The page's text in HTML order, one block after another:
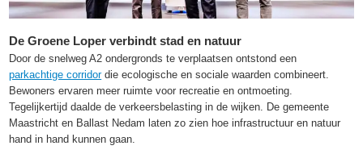
De Groene Loper verbindt stad en natuur
Door de snelweg A2 ondergronds te verplaatsen ontstond een
parkachtige corridordie ecologische en sociale waarden combineert.
Bewoners ervaren meer ruimte voor recreatie en ontmoeting.
Tegelijkertijd daalde de verkeersbelasting in de wijken. De gemeente
Maastricht en Ballast Nedam laten zo zien hoe infrastructuur en natuur
hand in hand kunnen gaan.